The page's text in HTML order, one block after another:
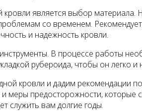
является выбор материала.
со временем.
и надежность кровли.
В процессе работы
рубероида, чтобы он легко и
кровли и дадим рекомендации
меры предосторожности,
служить вам долгие годы.